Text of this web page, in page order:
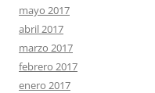
mayo 2017
abril 2017
marzo 2017
febrero 2017
enero 2017